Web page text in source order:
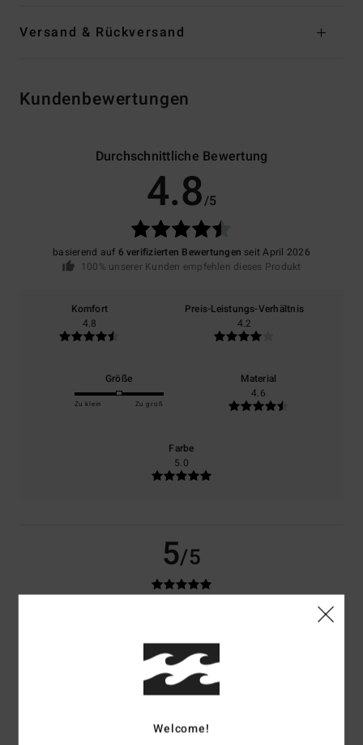
Versand & Rückversand
Kundenbewertungen
Durchschnittliche Bewertung
4.8/5
basierend auf 6 verifizierten Bewertungen seit April 2026
100% unserer Kunden empfehlen dieses Produkt
Komfort
4.8
Preis-Leistungs-Verhältnis
4.2
Größe
Zu klein Zu groß
Material
4.6
Farbe
5.0
5/5
Preis-Leistungs-Verhältnis: 3 /5
Welcome!